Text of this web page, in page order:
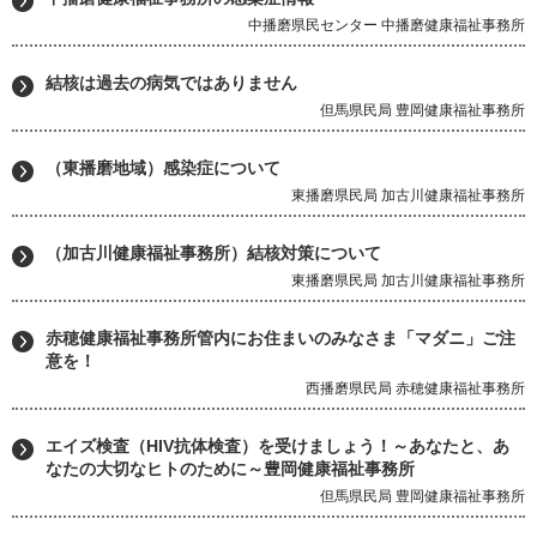
中播磨県民センター 中播磨健康福祉事務所
結核は過去の病気ではありません
但馬県民局 豊岡健康福祉事務所
（東播磨地域）感染症について
東播磨県民局 加古川健康福祉事務所
（加古川健康福祉事務所）結核対策について
東播磨県民局 加古川健康福祉事務所
赤穂健康福祉事務所管内にお住まいのみなさま「マダニ」ご注
意を！
西播磨県民局 赤穂健康福祉事務所
エイズ検査（HIV抗体検査）を受けましょう！～あなたと、あ
なたの大切なヒトのために～豊岡健康福祉事務所
但馬県民局 豊岡健康福祉事務所